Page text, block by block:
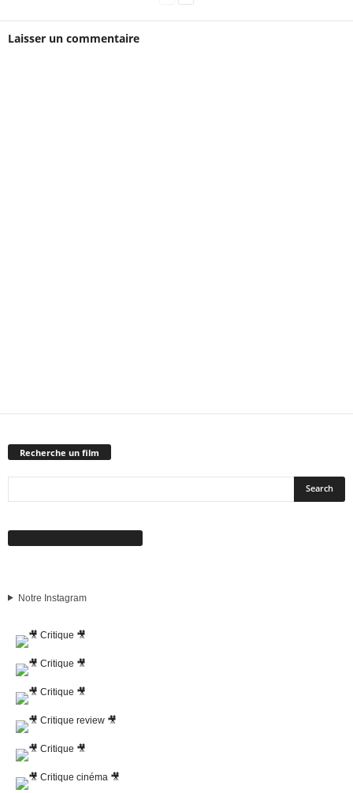
Laisser un commentaire
Recherche un film
Notre Instagram